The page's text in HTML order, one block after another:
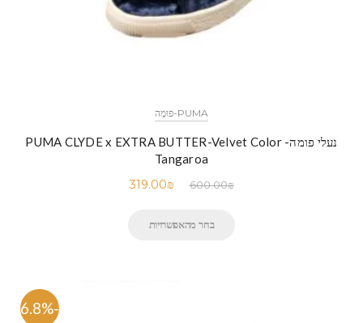
PUMA-פּוּמָה
נעלי פומה- PUMA CLYDE x EXTRA BUTTER-Velvet Color
Tangaroa
600.00₪
319.00₪
בחר מהאפשרויות
-46.8%